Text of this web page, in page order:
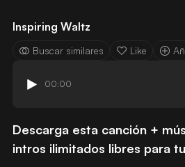
Inspiring Waltz
Buscar similares Like
00:00
Descarga esta canción +
intros ilimitados libres para